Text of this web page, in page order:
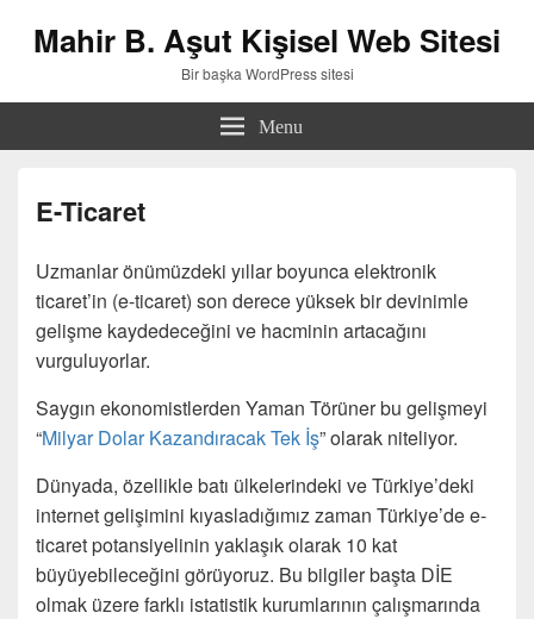
Mahir B. Aşut Kişisel Web Sitesi
Bir başka WordPress sitesi
Menu
E-Ticaret
Uzmanlar önümüzdeki yıllar boyunca elektronik
ticaret’in (e-ticaret) son derece yüksek bir devinimle
gelişme kaydedeceğini ve hacminin artacağını
vurguluyorlar.
Saygın ekonomistlerden Yaman Törüner bu gelişmeyi
“Milyar Dolar Kazandıracak Tek İş” olarak niteliyor.
Dünyada, özellikle batı ülkelerindeki ve Türkiye’deki
internet gelişimini kıyasladığımız zaman Türkiye’de e-
ticaret potansiyelinin yaklaşık olarak 10 kat
büyüyebileceğini görüyoruz. Bu bilgiler başta DİE
olmak üzere farklı istatistik kurumlarının çalışmarında